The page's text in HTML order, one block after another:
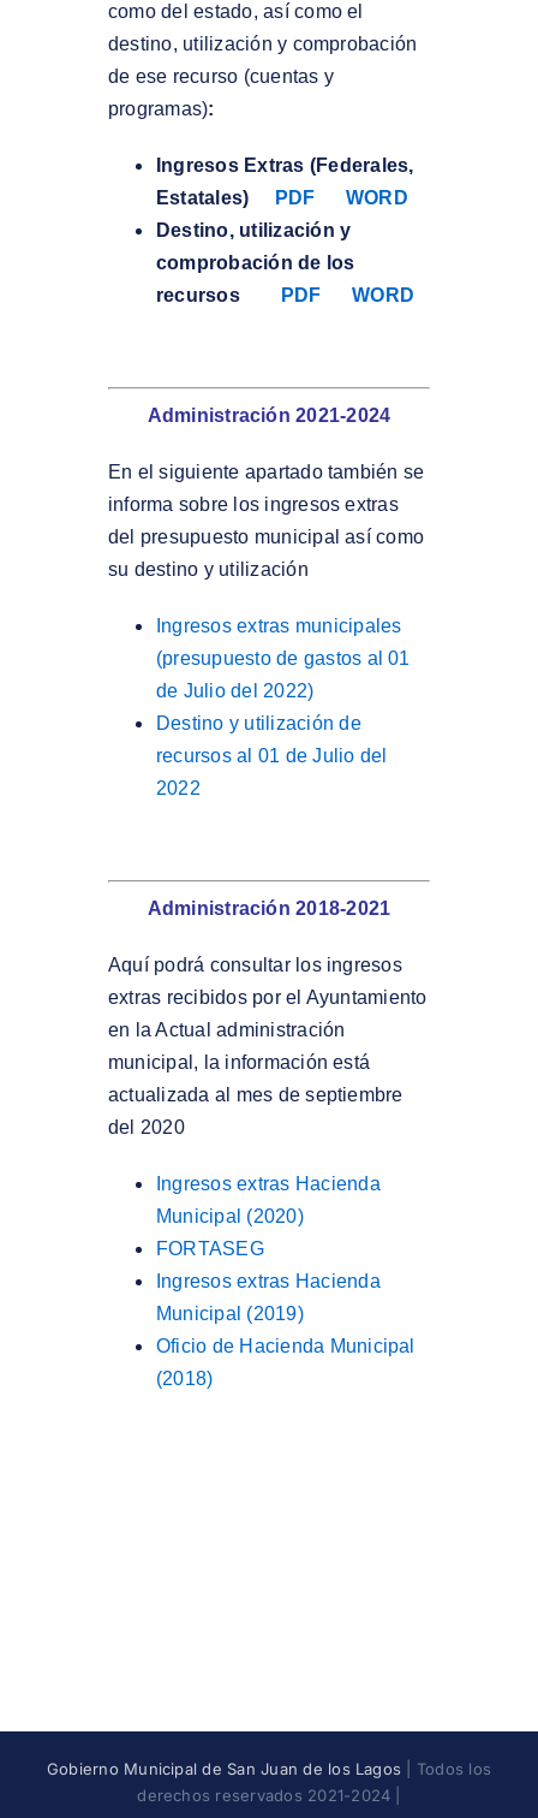
como del estado, así como el
destino, utilización y comprobación
de ese recurso (cuentas y
programas):
Ingresos Extras (Federales,
Estatales)
PDF
WORD
Destino, utilización y
comprobación de los
recursos
PDF WORD
Administración 2021-2024
En el siguiente apartado también se
informa sobre los ingresos extras
del presupuesto municipal así como
su destino y utilización
Ingresos extras municipales
(presupuesto de gastos al 01
de Julio del 2022)
Destino y utilización de
recursos al 01 de Julio del
2022
Administración 2018-2021
Aquí podrá consultar los ingresos
extras recibidos por el Ayuntamiento
en la Actual administración
municipal, la información está
actualizada al mes de septiembre
del 2020
Ingresos extras Hacienda
Municipal (2020)
FORTASEG
Ingresos extras Hacienda
Municipal (2019)
Oficio de Hacienda Municipal
(2018)
Gobierno Municipal de San Juan de los Lagos | Todos los
derechos reservados 2021-2024 |